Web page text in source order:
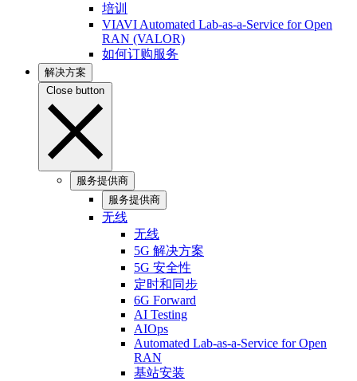
培训
VIAVI Automated Lab-as-a-Service for Open
RAN (VALOR)
如何订购服务
解决方案
Close button
服务提供商
服务提供商
无线
无线
5G 解决方案
5G 安全性
定时和同步
6G Forward
AI Testing
AIOps
Automated Lab-as-a-Service for Open
RAN
基站安装